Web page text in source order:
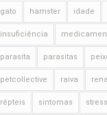
gato hamster idade
insuficiência
parasita parasitas
petcollective raiva
répteis sintomas stress